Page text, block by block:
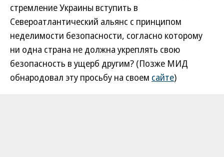
стремление Украины вступить в
Североатлантический альянс с принципом
неделимости безопасности, согласно которому
ни одна страна не должна укреплять свою
безопасность в ущерб другим? (Позже МИД
обнародовал эту просьбу на своем сайте)